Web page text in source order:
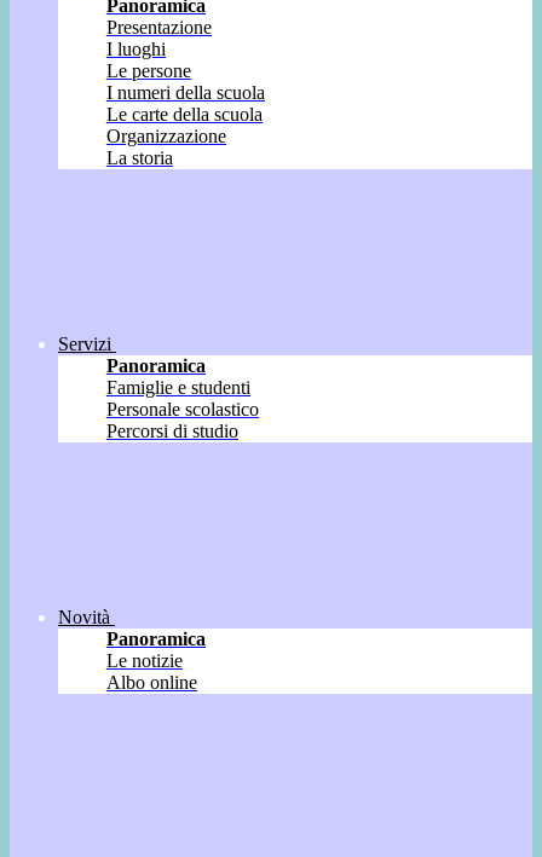
Panoramica
Presentazione
I luoghi
Le persone
I numeri della scuola
Le carte della scuola
Organizzazione
La storia
Servizi
Panoramica
Famiglie e studenti
Personale scolastico
Percorsi di studio
Novità
Panoramica
Le notizie
Albo online